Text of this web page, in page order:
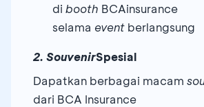
di booth BCAinsurance
selama event berlangsung
2. SouvenirSpesial
Dapatkan berbagai macam
dari BCA Insurance